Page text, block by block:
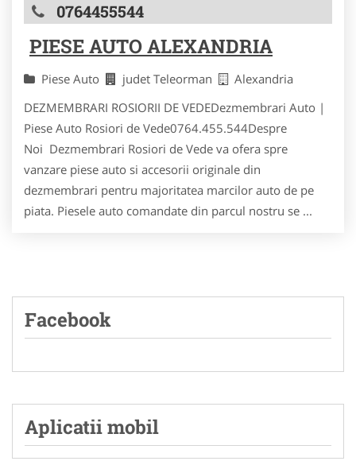
0764455544
PIESE AUTO ALEXANDRIA
Piese Auto judet Teleorman
Alexandria
DEZMEMBRARI ROSIORII DE VEDEDezmembrari Auto |
Piese Auto Rosiori de Vede0764.455.544Despre
Noi Dezmembrari Rosiori de Vede va ofera spre
vanzare piese auto si accesorii originale din
dezmembrari pentru majoritatea marcilor auto de pe
piata. Piesele auto comandate din parcul nostru se ...
Facebook
Aplicatii mobil